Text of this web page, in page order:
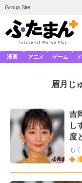
Group Site
漫画 アニメ ゲーム
眉月じ
吉
し
度
も